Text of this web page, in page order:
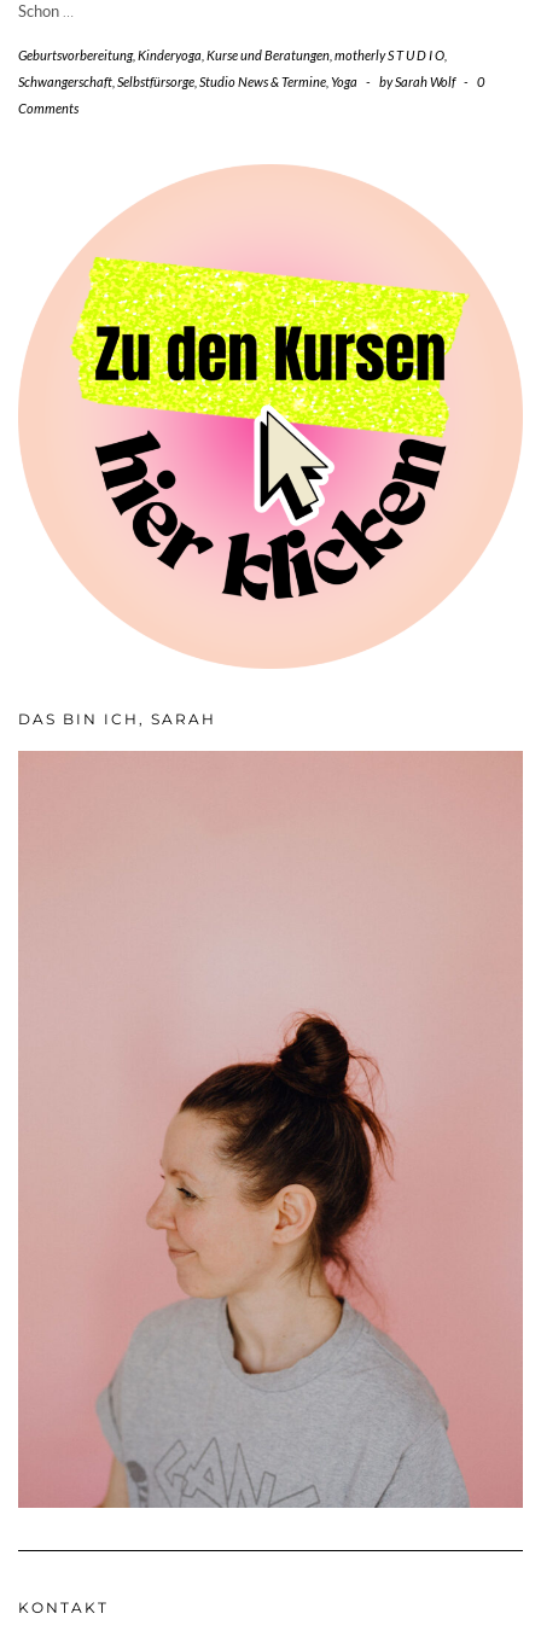
Schon
Geburtsvorbereitung, Kinderyoga Kurse und Beratungen motherly S T U D I O
Schwangerschaft Selbstfürsorge Studio News & Termine Yoga - bySarah Wolf -
0
Comments
DAS BIN ICH, SARAH
KONTAKT